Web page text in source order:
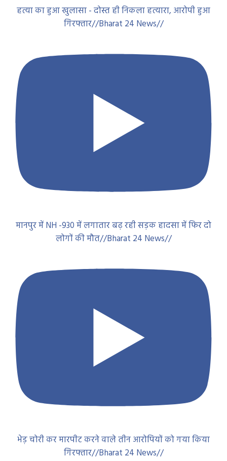
हत्या का हुआ खुलासा - दोस्त ही निकला हत्यारा, आरोपी हुआ
गिरफ्तार//Bharat 24 News//
मानपुर में NH -930 में लगातार बढ़ रही सड़क हादसा में फिर दो
लोगों की मौत//Bharat 24 News//
भेड़ चोरी कर मारपीट करने वाले तीन आरोपियों को गया किया
गिरफ्तार//Bharat 24 News//